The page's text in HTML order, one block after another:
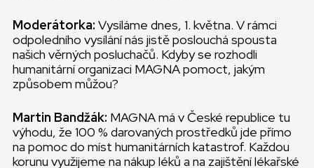
Moderátorka: Vysíláme dnes, 1. května. V rámci
odpoledního vysílání nás jistě poslouchá spousta
našich věrných posluchačů. Kdyby se rozhodli
humanitární organizaci MAGNA pomoct, jakým
způsobem můžou?
Martin Bandžák: MAGNA má v České republice tu
výhodu, že 100 % darovaných prostředků jde přímo
na pomoc do míst humanitárních katastrof. Každou
korunu využijeme na nákup léků a na zajištění lékařské